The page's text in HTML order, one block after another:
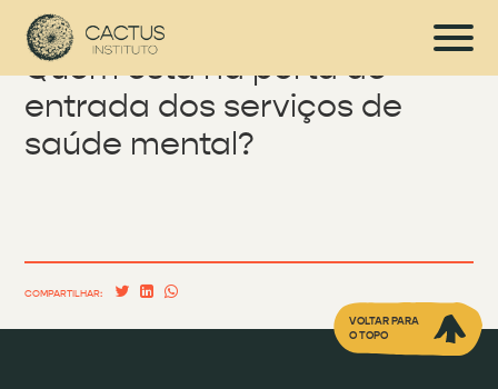
Quem está na porta de
entrada dos serviços de
saúde mental?
COMPARTILHAR:
VOLTAR PARA
O TOPO